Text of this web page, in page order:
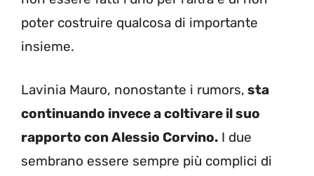
poter costruire qualcosa di importante
insieme.
Lavinia Mauro, nonostante i rumors, sta
continuando invece a coltivare il suo
rapporto con Alessio Corvino. I due
sembrano essere sempre più complici di